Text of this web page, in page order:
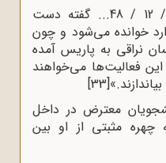
«علی وثوقی در تاریخ 16 / 12 / 48... گفته دست
خوانده می‌شود و چون
نراقی به پاریس آمده
فعالیت‌ها می‌خواهند
[33]
معترض در داخل
چهره مثبتی از او بین